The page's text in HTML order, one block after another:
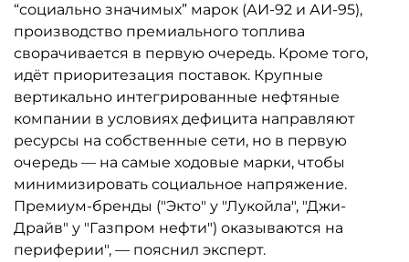
“социально значимых” марок (АИ-92 и АИ-95),
производство премиального топлива
сворачивается в первую очередь. Кроме того,
идёт приоритезация поставок. Крупные
вертикально интегрированные нефтяные
компании в условиях дефицита направляют
ресурсы на собственные сети, но в первую
очередь — на самые ходовые марки, чтобы
минимизировать социальное напряжение.
Премиум-бренды ("Экто" у "Лукойла", "Джи-
Драйв" у "Газпром нефти") оказываются на
периферии", — пояснил эксперт.